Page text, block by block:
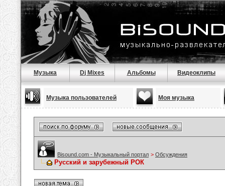
Музыка Dj Mixes Альбомы Видеоклипы
Музыка пользователей Моя музыка
Bisound.com - Музыкальный портал > Обсуждения
Русский и зарубежный РОК